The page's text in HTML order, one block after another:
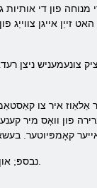
מנוחה פון די אותיות
זייַן אייגן צווייַג
איר צו
פון וואָס מיר